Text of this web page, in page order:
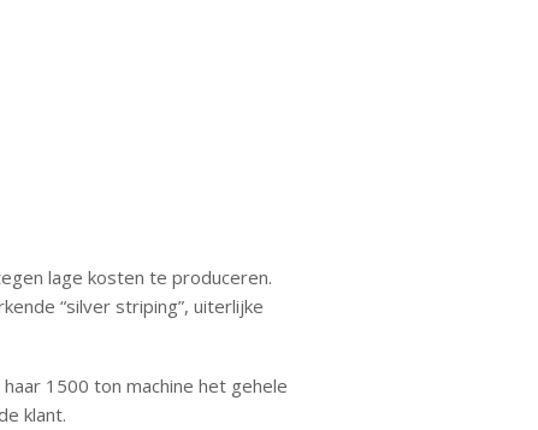
lage kosten te produceren.
“silver striping”, uiterlijke
1500 ton machine het gehele
klant.